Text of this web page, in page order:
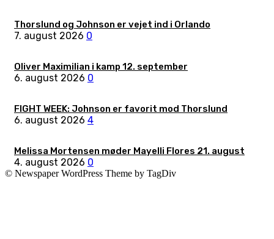
Thorslund og Johnson er vejet ind i Orlando
7. august 2026 0
Oliver Maximilian i kamp 12. september
6. august 2026 0
FIGHT WEEK: Johnson er favorit mod Thorslund
6. august 2026 4
Melissa Mortensen møder Mayelli Flores 21. august
4. august 2026 0
© Newspaper WordPress Theme by TagDiv